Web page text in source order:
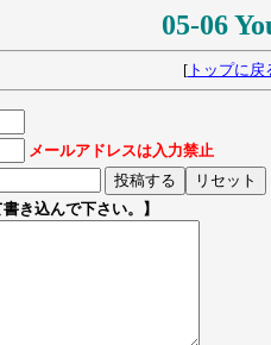
05-06
[ トップに戻
メールアドレスは入力禁止
き込んで下さい。】